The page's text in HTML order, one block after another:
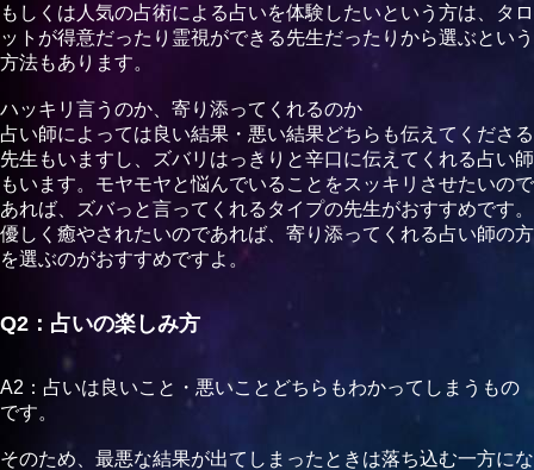
もしくは人気の占術による占いを体験したいという方は、タロ
ットが得意だったり霊視ができる先生だったりから選ぶという
方法もあります。
ハッキリ言うのか、寄り添ってくれるのか
占い師によっては良い結果・悪い結果どちらも伝えてくださる
先生もいますし、ズバリはっきりと辛口に伝えてくれる占い師
もいます。モヤモヤと悩んでいることをスッキリさせたいので
あれば、ズバっと言ってくれるタイプの先生がおすすめです。
優しく癒やされたいのであれば、寄り添ってくれる占い師の方
を選ぶのがおすすめですよ。
Q2：占いの楽しみ方
A2：占いは良いこと・悪いことどちらもわかってしまうもの
です。
そのため、最悪な結果が出てしまったときは落ち込む一方にな